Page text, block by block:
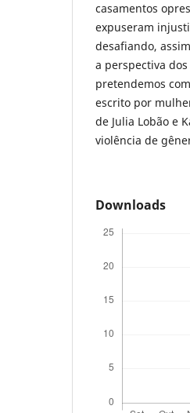
casamentos
expuseram
desafiando,
a perspectiva
pretendemos
escrito por
de Julia Lobão e
violência de
Downloads